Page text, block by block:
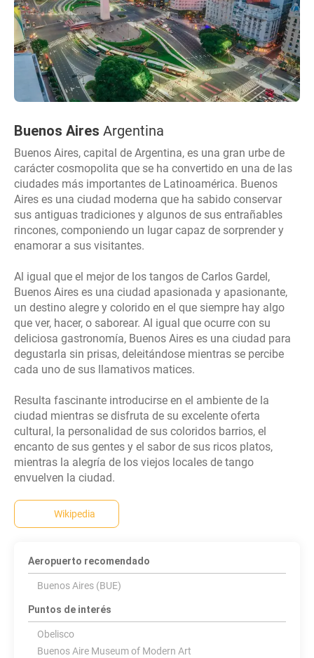
Buenos Aires Argentina
Buenos Aires, capital de Argentina, es una gran urbe de
carácter cosmopolita que se ha convertido en una de las
ciudades más importantes de Latinoamérica. Buenos
Aires es una ciudad moderna que ha sabido conservar
sus antiguas tradiciones y algunos de sus entrañables
rincones, componiendo un lugar capaz de sorprender y
enamorar a sus visitantes.
Al igual que el mejor de los tangos de Carlos Gardel,
Buenos Aires es una ciudad apasionada y apasionante,
un destino alegre y colorido en el que siempre hay algo
que ver, hacer, o saborear. Al igual que ocurre con su
deliciosa gastronomía, Buenos Aires es una ciudad para
degustarla sin prisas, deleitándose mientras se percibe
cada uno de sus llamativos matices.
Resulta fascinante introducirse en el ambiente de la
ciudad mientras se disfruta de su excelente oferta
cultural, la personalidad de sus coloridos barrios, el
encanto de sus gentes y el sabor de sus ricos platos,
mientras la alegría de los viejos locales de tango
envuelven la ciudad.
Wikipedia
Aeropuerto recomendado
Buenos Aires (BUE)
Puntos de interés
Obelisco
Buenos Aire Museum of Modern Art